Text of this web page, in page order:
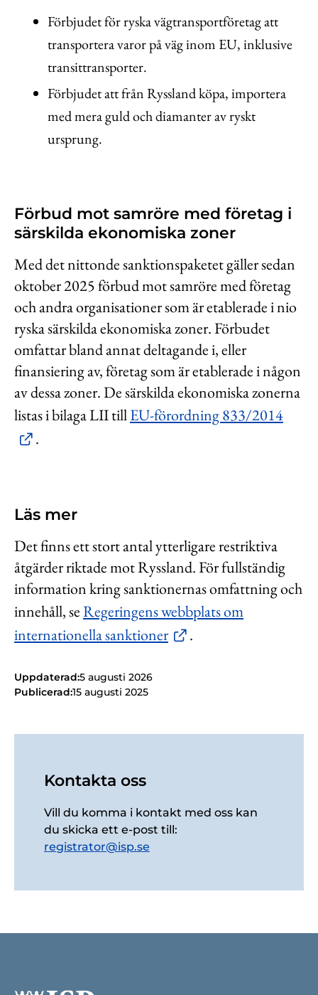
Förbjudet för ryska vägtransportföretag att
transportera varor på väg inom EU, inklusive
transittransporter.
Förbjudet att från Ryssland köpa, importera
med mera guld och diamanter av ryskt
ursprung.
Förbud mot samröre med företag i
särskilda ekonomiska zoner
Med det nittonde sanktionspaketet gäller sedan
oktober 2025 förbud mot samröre med företag
och andra organisationer som är etablerade i nio
ryska särskilda ekonomiska zoner. Förbudet
omfattar bland annat deltagande i, eller
finansiering av, företag som är etablerade i någon
av dessa zoner. De särskilda ekonomiska zonerna
listas i bilaga LII tillEU-förordning 833/2014
.
Läs mer
Det finns ett stort antal ytterligare restriktiva
åtgärder riktade mot Ryssland. För fullständig
information kring sanktionernas omfattning och
innehåll, seRegeringens webbplats om
internationella sanktioner
.
Uppdaterad:5 augusti 2026
Publicerad:15 augusti 2025
Kontakta oss
Vill du komma i kontakt med oss kan
du skicka ett e-post till:
registrator@isp.se